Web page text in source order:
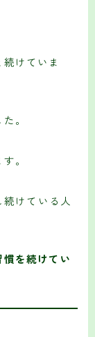
けていま
。
。
けている人
を続けてい